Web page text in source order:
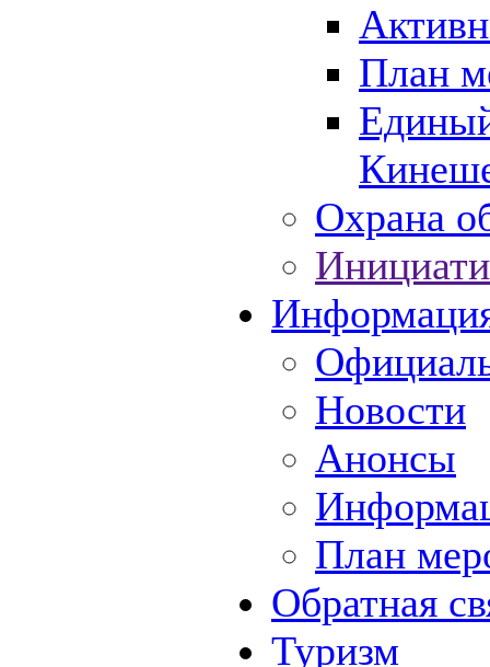
План
Охрана
Новости
Анонсы
План
Обратная
Туризм